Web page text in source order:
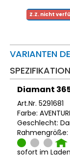
Z.Z. nicht
VARIANTEN
Diamant
Art.Nr. 5291681
Farbe:
Geschlecht:
Rahmengröße:
sofort im